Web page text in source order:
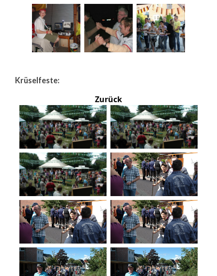
Krüselfeste:
Zurück